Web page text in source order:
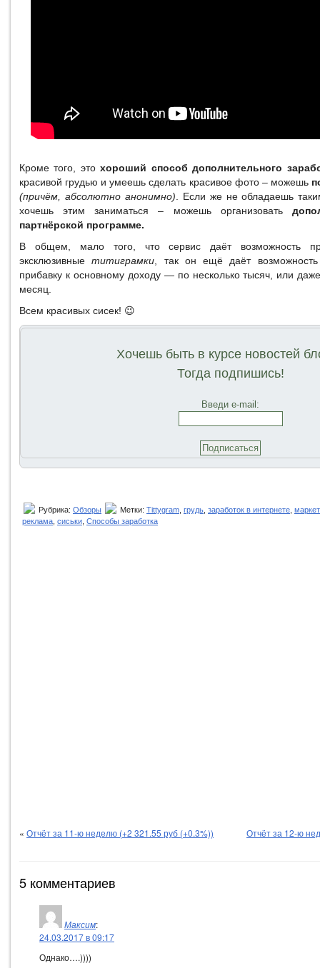
Кроме того, этохороший способ дополнительного
красивой грудью и умеешь сделать красивое фото – можешь
(причём, абсолютно анонимно) . Если же не обладаешь
хочешь этим заниматься – можешь организовать
партнёрской программе.
В общем, мало того, что сервис даёт возможность
эксклюзивныетитиграмки , так он ещё даёт
прибавку к основному доходу — по несколько тысяч, или
месяц.
Всем красивых сисек! 😉
Хочешь быть в курсе новостей
Тогда подпишись!
Введи e-mail:
Рубрика: Обзоры Метки: Tittygram грудь заработок в интернете
реклама сиськи Способы заработка
« Отчёт за 11-ю неделю (+2 321.55 руб (+0.3%)) Отчёт за 12-ю
5 комментариев
Максим:
24.03.2017 в 09:17
Однако….))))